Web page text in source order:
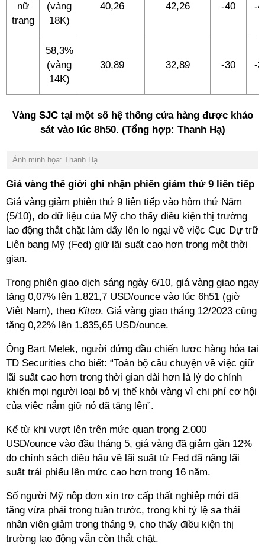
nữ
trang
(vàng
18K)
40,26 42,26 -40 -
58,3%
(vàng
14K)
30,89 32,89 -30 -
Vàng SJC tại một số hệ thống cửa hàng được khảo
sát vào lúc 8h50. (Tổng hợp: Thanh Hạ)
Ảnh minh họa: Thanh Hạ.
Giá vàng thế giới ghi nhận phiên giảm thứ 9 liên tiếp
Giá vàng giảm phiên thứ 9 liên tiếp vào hôm thứ Năm
(5/10), do dữ liệu của Mỹ cho thấy điều kiện thị trường
lao động thắt chặt làm dấy lên lo ngại về việc Cục Dự trữ
Liên bang Mỹ (Fed) giữ lãi suất cao hơn trong một thời
gian.
Trong phiên giao dịch sáng ngày 6/10, giá vàng giao ngay
tăng 0,07% lên 1.821,7 USD/ounce vào lúc 6h51 (giờ
Việt Nam), theo Kitco. Giá vàng giao tháng 12/2023 cũng
tăng 0,22% lên 1.835,65 USD/ounce.
Ông Bart Melek, người đứng đầu chiến lược hàng hóa tại
TD Securities cho biết: “Toàn bộ câu chuyện về việc giữ
lãi suất cao hơn trong thời gian dài hơn là lý do chính
khiến mọi người loại bỏ vị thế khỏi vàng vì chi phí cơ hội
của việc nắm giữ nó đã tăng lên”.
Kể từ khi vượt lên trên mức quan trọng 2.000
USD/ounce vào đầu tháng 5, giá vàng đã giảm gần 12%
do chính sách diều hâu về lãi suất từ ​​Fed đã nâng lãi
suất trái phiếu lên mức cao hơn trong 16 năm.
Số người Mỹ nộp đơn xin trợ cấp thất nghiệp mới đã
tăng vừa phải trong tuần trước, trong khi tỷ lệ sa thải
nhân viên giảm trong tháng 9, cho thấy điều kiện thị
trường lao động vẫn còn thắt chặt.